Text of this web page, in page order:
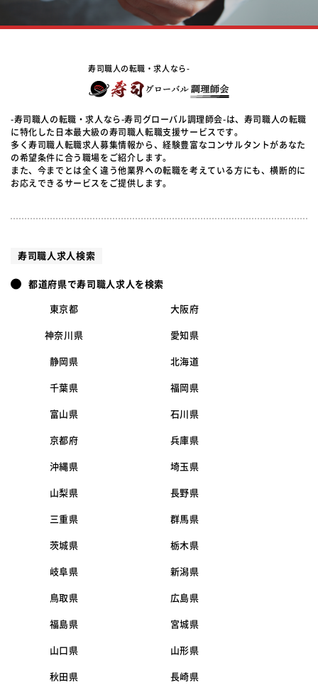
寿司職人の転職・求人なら-
-寿司職人の転職・求人なら-寿司グローバル調理師会-は、寿司職人の転職
に特化した日本最大級の寿司職人転職支援サービスです。
多く寿司職人転職求人募集情報から、経験豊富なコンサルタントがあなた
の希望条件に合う職場をご紹介します。
また、今までとは全く違う他業界への転職を考えている方にも、横断的に
お応えできるサービスをご提供します。
寿司職人求人検索
都道府県で寿司職人求人を検索
東京都 大阪府
神奈川県 愛知県
静岡県 北海道
千葉県 福岡県
富山県 石川県
京都府 兵庫県
沖縄県 埼玉県
山梨県 長野県
三重県 群馬県
茨城県 栃木県
岐阜県 新潟県
鳥取県 広島県
福島県 宮城県
山口県 山形県
秋田県 長崎県